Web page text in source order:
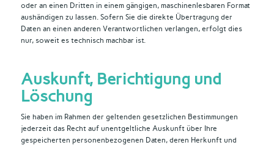
oder an einen Dritten in einem gängigen, maschinenlesbaren Format
aushändigen zu lassen. Sofern Sie die direkte Übertragung der
Daten an einen anderen Verantwortlichen verlangen, erfolgt dies
nur, soweit es technisch machbar ist.
Auskunft, Berichtigung und
Löschung
Sie haben im Rahmen der geltenden gesetzlichen Bestimmungen
jederzeit das Recht auf unentgeltliche Auskunft über Ihre
gespeicherten personenbezogenen Daten, deren Herkunft und